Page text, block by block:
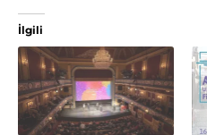
İlgili